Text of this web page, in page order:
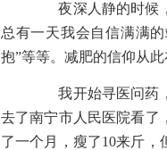
夜深人静的时候，
总有一天我会自信满满
抱”等等。减肥的信仰从
我开始寻医问药，
去了南宁市人民医院看了
了一个月，瘦了10来斤